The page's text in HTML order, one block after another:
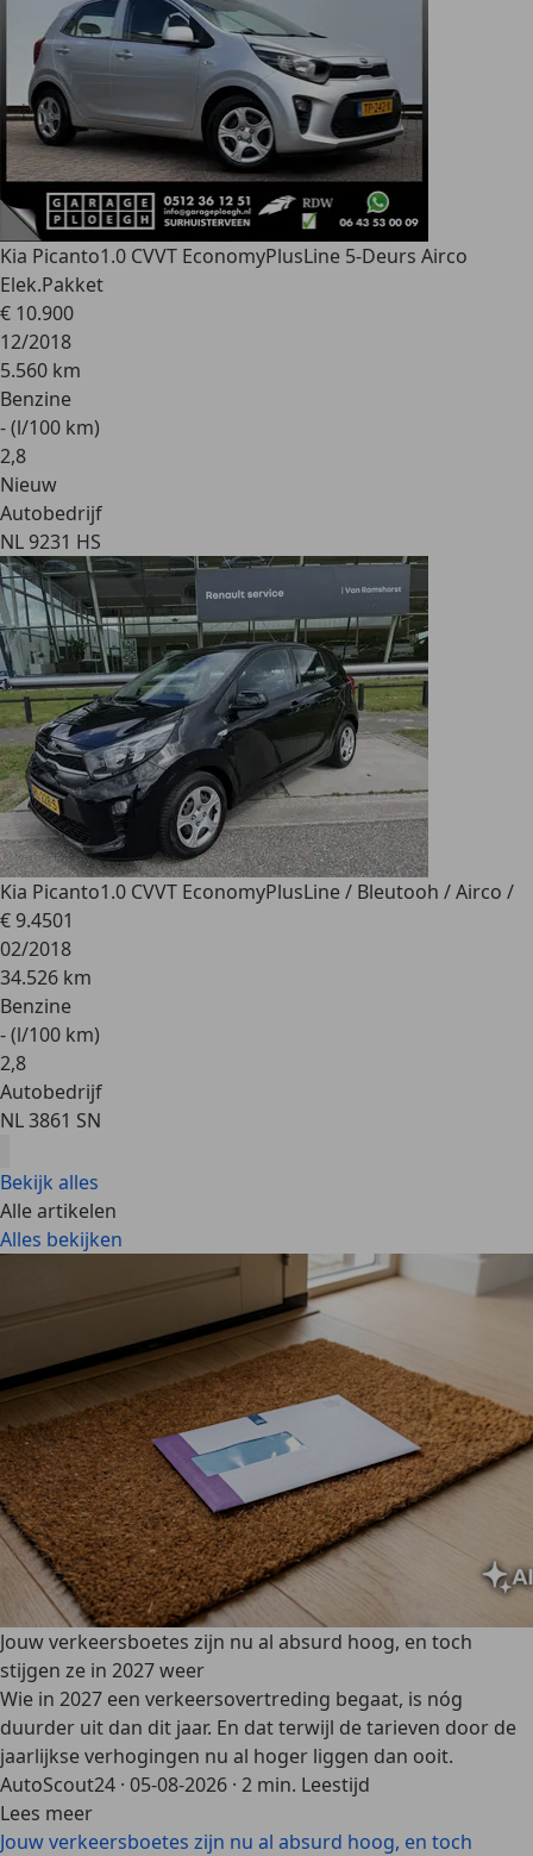
Kia Picanto1.0 CVVT EconomyPlusLine 5-Deurs Airco
Elek.Pakket
€ 10.900
12/2018
5.560 km
Benzine
- (l/100 km)
2,8
Nieuw
Autobedrijf
NL 9231 HS
Kia Picanto1.0 CVVT EconomyPlusLine / Bleutooh / Airco /
€ 9.4501
02/2018
34.526 km
Benzine
- (l/100 km)
2,8
Autobedrijf
NL 3861 SN
Bekijk alles
Alle artikelen
Alles bekijken
Jouw verkeersboetes zijn nu al absurd hoog, en toch
stijgen ze in 2027 weer
Wie in 2027 een verkeersovertreding begaat, is nóg
duurder uit dan dit jaar. En dat terwijl de tarieven door de
jaarlijkse verhogingen nu al hoger liggen dan ooit.
AutoScout24 · 05-08-2026 · 2 min. Leestijd
Lees meer
Jouw verkeersboetes zijn nu al absurd hoog, en toch